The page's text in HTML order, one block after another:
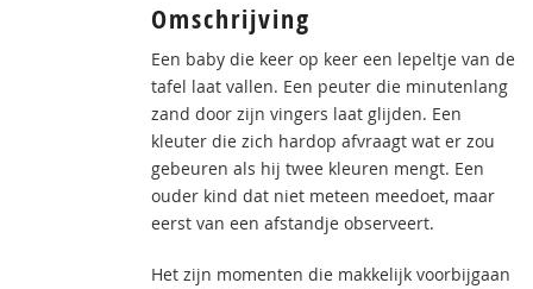
Omschrijving
Een baby die keer op keer een lepeltje van de
tafel laat vallen. Een peuter die minutenlang
zand door zijn vingers laat glijden. Een
kleuter die zich hardop afvraagt wat er zou
gebeuren als hij twee kleuren mengt. Een
ouder kind dat niet meteen meedoet, maar
eerst van een afstandje observeert.
Het zijn momenten die makkelijk voorbijgaan